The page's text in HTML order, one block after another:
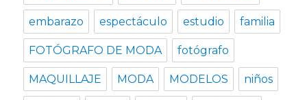
embarazo espectáculo estudio familia
FOTÓGRAFO DE MODA fotógrafo
MAQUILLAJE MODA MODELOS niños